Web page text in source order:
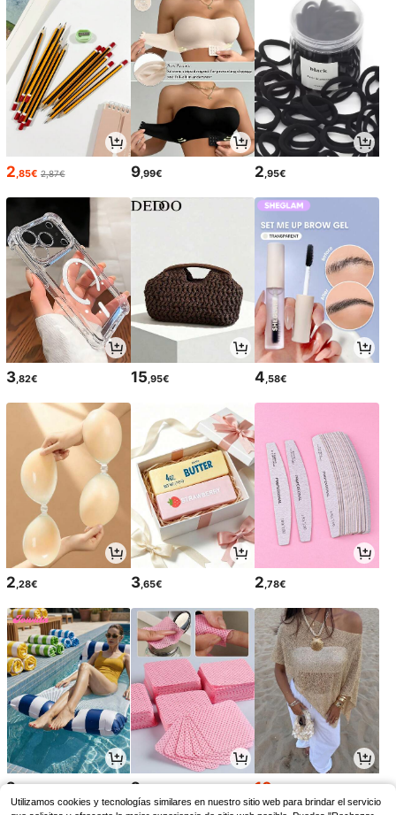
2 ,85€ 2,87€ 9,99€ 2 ,95€
3 ,82€ 15 ,95€ 4 ,58€
2,28€ 3,65€ 2,78€
2 2 10
Utilizamos cookies y tecnologías similares en nuestro sitio web para brindar el servicio